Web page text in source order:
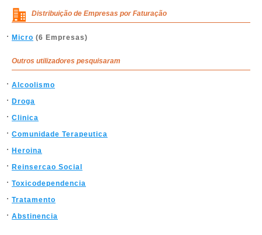
Distribuição de Empresas por Faturação
Micro (6 Empresas)
Outros utilizadores pesquisaram
Alcoolismo
Droga
Clinica
Comunidade Terapeutica
Heroina
Reinsercao Social
Toxicodependencia
Tratamento
Abstinencia